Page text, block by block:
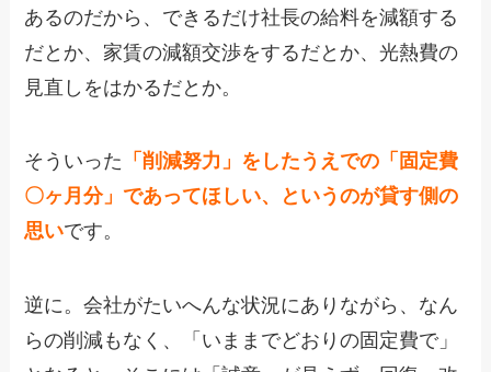
あるのだから、できるだけ社長の給料を減額する
だとか、家賃の減額交渉をするだとか、光熱費の
見直しをはかるだとか。
そういった 「削減努力」をしたうえでの「固定費
〇ヶ月分」であってほしい、というのが貸す側の
思いです。
逆に。会社がたいへんな状況にありながら、なん
らの削減もなく、「いままでどおりの固定費で」